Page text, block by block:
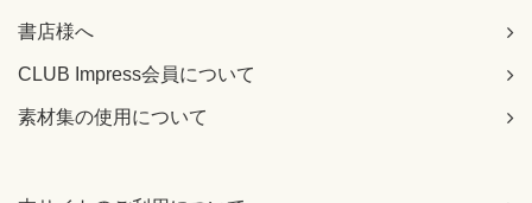
書店様へ
CLUB Impress会員について
素材集の使用について